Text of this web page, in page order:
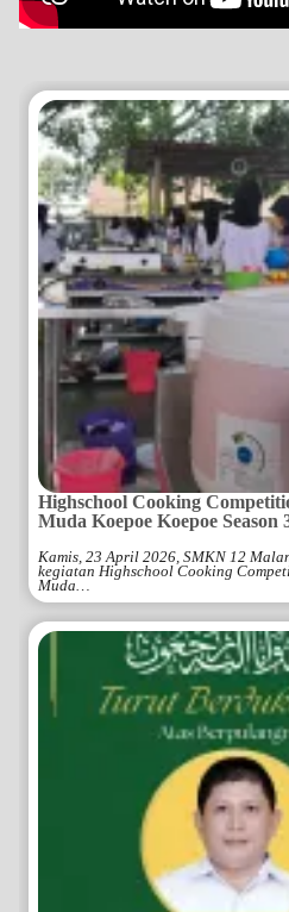
Highschool Cooking
Muda Koepoe Koepoe Season
Kamis, 23 April 2026, SMKN 12
kegiatan Highschool Cooking
Muda…